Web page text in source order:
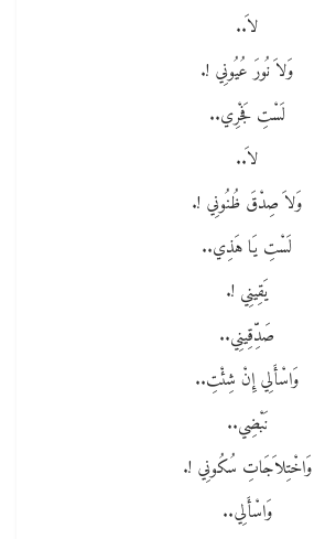
لاَ..
وَلاَ نُورَ عُيُونِي !.
لَسْتِ فَجْرِي..
لاَ..
وَلاَ صِدْقَ ظُنُونِي !.
لَسْتِ يَا هَذِي..
يَقِينِي !.
صَدِّقِينِي..
وَاسْأَلِي إِنْ شِئْتِ..
نَبْضِي..
وَاخْتِلاَجَاتِ سُكُونِي !.
وَاسْأَلِي..